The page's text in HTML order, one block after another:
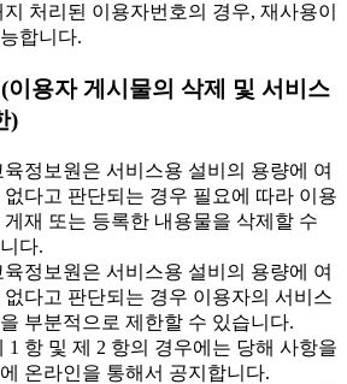
처리된 이용자번호의 경우, 재사용이
합니다.
이용자 게시물의 삭제 및 서비스
)
정보원은 서비스용 설비의 용량에 여
없다고 판단되는 경우 필요에 따라 이용
게재 또는 등록한 내용물을 삭제할 수
다.
정보원은 서비스용 설비의 용량에 여
없다고 판단되는 경우 이용자의 서비스
부분적으로 제한할 수 있습니다.
항 및 제 2 항의 경우에는 당해 사항을
온라인을 통해서 공지합니다.